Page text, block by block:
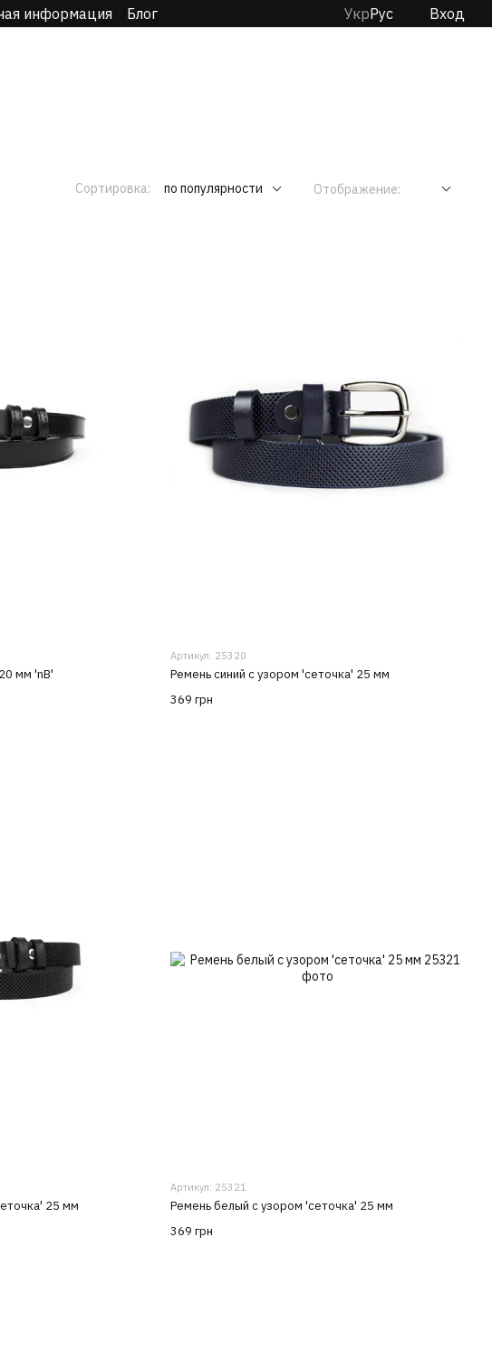
информация Блог УкрРус Вход
Сортировка: по популярности Отображение:
мм 'nB'
Артикул: 25320
Ремень синий с узором 'сеточка' 25 мм
369 грн
25 мм
Артикул: 25321
Ремень белый с узором 'сеточка' 25 мм
369 грн